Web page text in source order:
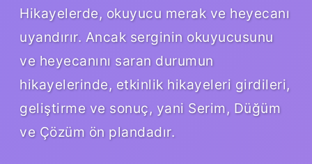
Hikayelerde, okuyucu merak ve heyecanı
uyandırır. Ancak serginin okuyucusunu
ve heyecanını saran durumun
hikayelerinde, etkinlik hikayeleri girdileri,
geliştirme ve sonuç, yani Serim, Düğüm
ve Çözüm ön plandadır.